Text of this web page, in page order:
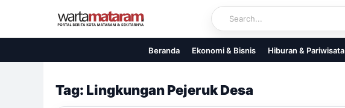
content
Beranda Ekonomi & Bisnis Hiburan & Pariwisata
Tag: Lingkungan Pejeruk Desa